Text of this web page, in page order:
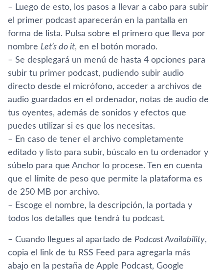
– Luego de esto, los pasos a llevar a cabo para subir
el primer podcast aparecerán en la pantalla en
forma de lista. Pulsa sobre el primero que lleva por
nombre Let’s do it, en el botón morado.
– Se desplegará un menú de hasta 4 opciones para
subir tu primer podcast, pudiendo subir audio
directo desde el micrófono, acceder a archivos de
audio guardados en el ordenador, notas de audio de
tus oyentes, además de sonidos y efectos que
puedes utilizar si es que los necesitas.
– En caso de tener el archivo completamente
editado y listo para subir, búscalo en tu ordenador y
súbelo para que Anchor lo procese. Ten en cuenta
que el límite de peso que permite la plataforma es
de 250 MB por archivo.
– Escoge el nombre, la descripción, la portada y
todos los detalles que tendrá tu podcast.
– Cuando llegues al apartado de Podcast Availability,
copia el link de tu RSS Feed para agregarla más
abajo en la pestaña de Apple Podcast, Google